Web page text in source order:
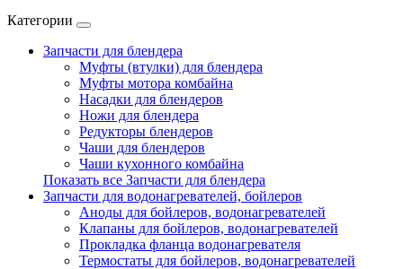
Категории
Запчасти для блендера
Муфты (втулки) для блендера
Муфты мотора комбайна
Насадки для блендеров
Ножи для блендера
Редукторы блендеров
Чаши для блендеров
Чаши кухонного комбайна
Показать все Запчасти для блендера
Запчасти для водонагревателей, бойлеров
Аноды для бойлеров, водонагревателей
Клапаны для бойлеров, водонагревателей
Прокладка фланца водонагревателя
Термостаты для бойлеров, водонагревателей